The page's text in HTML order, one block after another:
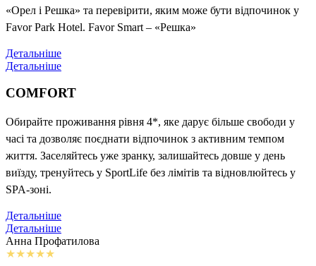
«Орел і Решка» та перевірити, яким може бути відпочинок у
Favor Park Hotel. Favor Smart – «Решка»
Детальніше
Детальніше
COMFORT
Обирайте проживання рівня 4*, яке дарує більше свободи у
часі та дозволяє поєднати відпочинок з активним темпом
життя. Заселяйтесь уже зранку, залишайтесь довше у день
виїзду, тренуйтесь у SportLife без лімітів та відновлюйтесь у
SPA-зоні.
Детальніше
Детальніше
Анна Профатилова